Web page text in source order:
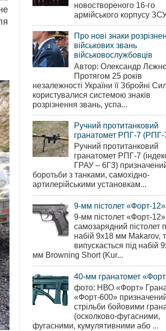
новоствореного 16-го
армійського корпусу
Про нові знаки
військових звань
військовослужбовців
Автор: Олександр
Протягом 25 років
незалежності України її Збройні
користувалися системою знаків
розрізнення звань, успа...
Ручний протитанковий
гранатомет РПГ-7
Ручний протитанковий
гранатомет РПГ-7
ГРАУ – 6Г3)
боротьби з танками, самохідно-
артилерійськими установкам...
9-мм пістолет «Форт-12»
9-мм пістолет «Форт-
самозарядний пістолет
набій 9х18 мм Makarov,
випускається під набій
мм Browning Short (Kur...
40-мм гранатомет
фото: НВО «Форт»
«Форт-600»
стрільби бойовими
(осколково-фугасними,
фугасними, кумулятивними або ...